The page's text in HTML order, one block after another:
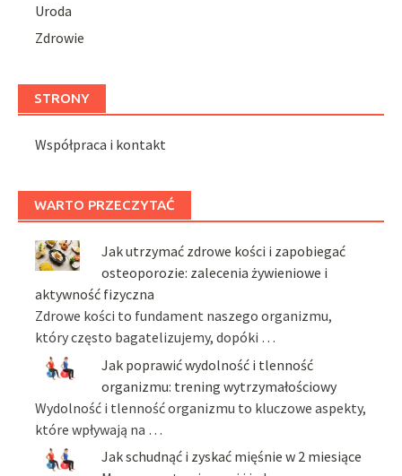
Uroda
Zdrowie
STRONY
Współpraca i kontakt
WARTO PRZECZYTAĆ
Jak utrzymać zdrowe kości i zapobiegać
osteoporozie: zalecenia żywieniowe i
aktywność fizyczna
Zdrowe kości to fundament naszego organizmu,
który często bagatelizujemy, dopóki …
Jak poprawić wydolność i tlenność
organizmu: trening wytrzymałościowy
Wydolność i tlenność organizmu to kluczowe aspekty,
które wpływają na …
Jak schudnąć i zyskać mięśnie w 2 miesiące